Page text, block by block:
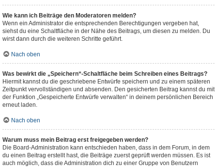
Wie kann ich Beiträge den Moderatoren melden?
Wenn ein Administrator die entsprechenden Berechtigungen vergeben hat,
siehst du eine Schaltfläche in der Nähe des Beitrags, um diesen zu melden. Du
wirst dann durch die weiteren Schritte geführt.
Nach oben
Was bewirkt die „Speichern“-Schaltfläche beim Schreiben eines Beitrags?
Hiermit kannst du die geschriebene Entwürfe speichern und zu einem späteren
Zeitpunkt vervollständigen und absenden. Den gesicherten Beitrag kannst du mit
der Funktion „Gespeicherte Entwürfe verwalten“ in deinem persönlichen Bereich
erneut laden.
Nach oben
Warum muss mein Beitrag erst freigegeben werden?
Die Board-Administration kann entschieden haben, dass in dem Forum, in dem
du einen Beitrag erstellt hast, die Beiträge zuerst geprüft werden müssen. Es ist
auch möglich, dass die Administration dich zu einer Gruppe von Benutzern